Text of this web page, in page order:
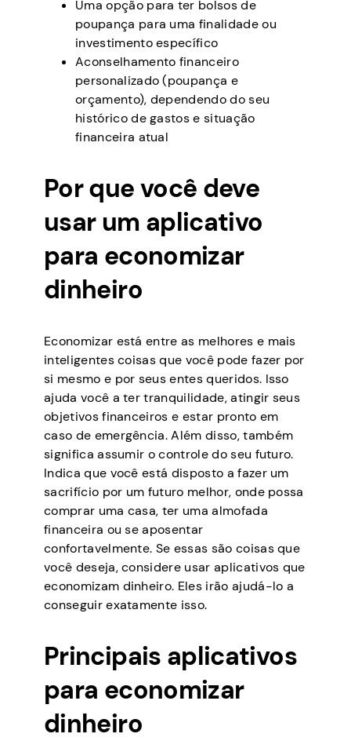
Uma opção para ter bolsos de
poupança para uma finalidade ou
investimento específico
Aconselhamento financeiro
personalizado (poupança e
orçamento), dependendo do seu
histórico de gastos e situação
financeira atual
Por que você deve
usar um aplicativo
para economizar
dinheiro
Economizar está entre as melhores e mais
inteligentes coisas que você pode fazer por
si mesmo e por seus entes queridos. Isso
ajuda você a ter tranquilidade, atingir seus
objetivos financeiros e estar pronto em
caso de emergência. Além disso, também
significa assumir o controle do seu futuro.
Indica que você está disposto a fazer um
sacrifício por um futuro melhor, onde possa
comprar uma casa, ter uma almofada
financeira ou se aposentar
confortavelmente. Se essas são coisas que
você deseja, considere usar aplicativos que
economizam dinheiro. Eles irão ajudá-lo a
conseguir exatamente isso.
Principais aplicativos
para economizar
dinheiro